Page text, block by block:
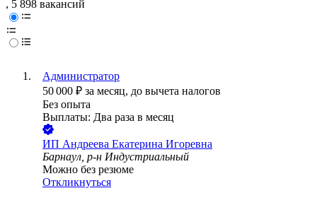
, 5 898 вакансий
Администратор
50 000 ₽ за месяц, до вычета налогов
Без опыта
Выплаты: Два раза в месяц
ИП Андреева Екатерина Игоревна
Барнаул, р-н Индустриальный
Можно без резюме
Откликнуться